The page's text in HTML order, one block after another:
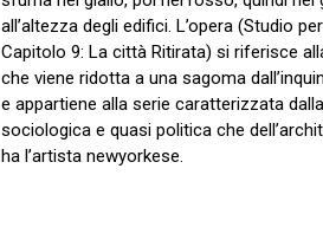
all’altezza degli edifici. L’opera (Studio
Capitolo 9: La città Ritirata) si riferisce
che viene ridotta a una sagoma
e appartiene alla serie caratterizzata
sociologica e quasi politica che
ha l’artista newyorkese.